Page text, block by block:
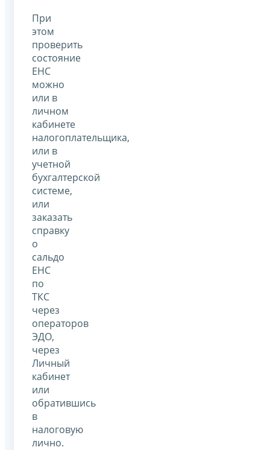
При
этом
проверить
состояние
ЕНС
можно
или в
личном
кабинете
налогоплательщика,
или в
учетной
бухгалтерской
системе,
или
заказать
справку
о
сальдо
ЕНС
по
ТКС
через
операторов
ЭДО,
через
Личный
кабинет
или
обратившись
в
налоговую
лично.